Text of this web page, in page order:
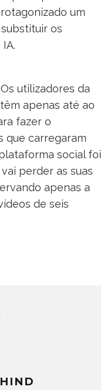
um
os
utilizadores da
apenas até ao
fazer o
que carregaram
social foi
perder as suas
apenas a
de seis